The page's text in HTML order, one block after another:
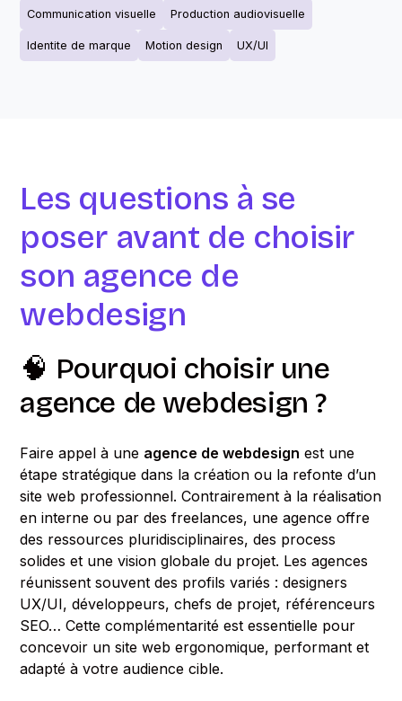
Communication visuelle Production audiovisuelle
Identite de marque Motion design UX/UI
Les questions à se
poser avant de choisir
son agence de
webdesign
🧠 Pourquoi choisir une
agence de webdesign ?
Faire appel à une agence de webdesign est une
étape stratégique dans la création ou la refonte d’un
site web professionnel. Contrairement à la réalisation
en interne ou par des freelances, une agence offre
des ressources pluridisciplinaires, des process
solides et une vision globale du projet. Les agences
réunissent souvent des profils variés : designers
UX/UI, développeurs, chefs de projet, référenceurs
SEO… Cette complémentarité est essentielle pour
concevoir un site web ergonomique, performant et
adapté à votre audience cible.